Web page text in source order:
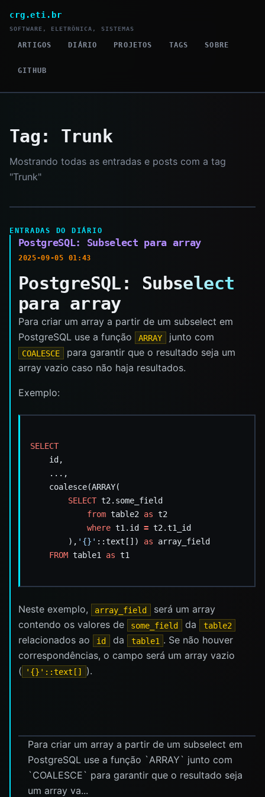
crg.eti.br
SOFTWARE, ELETRÔNICA, SISTEMAS
ARTIGOS DIÁRIO PROJETOS TAGS SOBRE
GITHUB
Tag: Trunk
Mostrando todas as entradas e posts com a tag
"Trunk"
ENTRADAS DO DIÁRIO
PostgreSQL: Subselect para array
2025-09-05 01:43
PostgreSQL: Subselect
para array
Para criar um array a partir de um subselect em
PostgreSQL use a função
ARRAY junto com
COALESCE
para garantir que o resultado seja um
array vazio caso não haja resultados.
Exemplo:
SELECT
id,
...,
coalesce(ARRAY(
SELECT t2.some_field
from table2 as t2
where t1.id = t2.t1_id
), '{}' ::text[]) as
array_field
FROM table1 as t1
Neste exemplo, array_field
será um array
contendo os valores de
some_field da table2
relacionados ao id da table1 . Se não houver
correspondências, o campo será um array vazio
(
'{}'::text[] ).
Para criar um array a partir de um subselect em
PostgreSQL use a função `ARRAY` junto com
`COALESCE` para garantir que o resultado seja
um array va...